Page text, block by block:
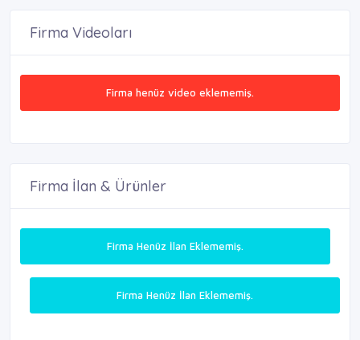
Firma Videoları
Firma henüz video eklememiş.
Firma İlan & Ürünler
Firma Henüz İlan Eklememiş.
Firma Henüz İlan Eklememiş.